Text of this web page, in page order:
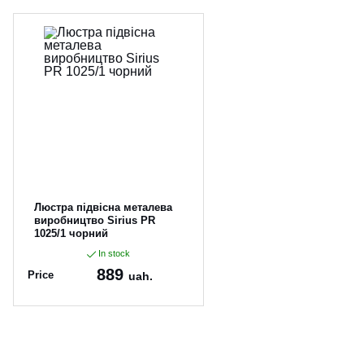
Люстра підвісна металева
виробництво Sirius PR
1025/1 чорний
In stock
Price 889 uah.